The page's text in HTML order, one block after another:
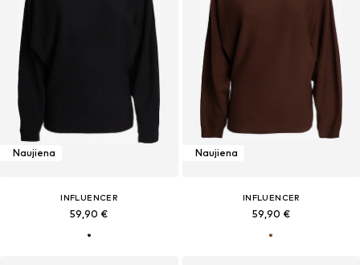
Naujiena
INFLUENCER
59,90 €
Naujiena
INFLUENCER
59,90 €